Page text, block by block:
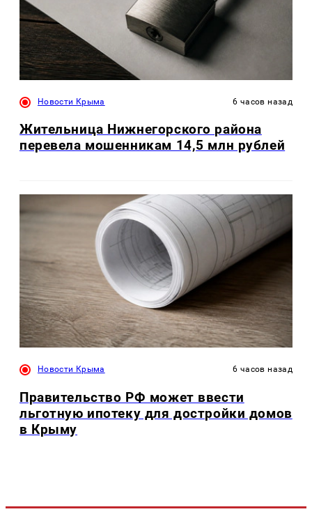
Новости Крыма 6 часов назад
Жительница Нижнегорского района
перевела мошенникам 14,5 млн рублей
Новости Крыма 6 часов назад
Правительство РФ может ввести
льготную ипотеку для достройки домов
в Крыму